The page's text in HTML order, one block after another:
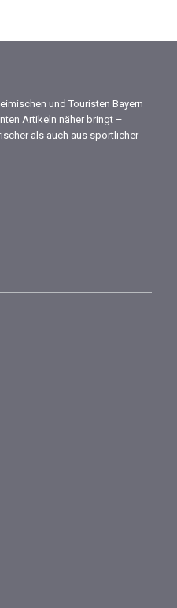
und Touristen Bayern
Artikeln näher bringt –
als auch aus sportlicher